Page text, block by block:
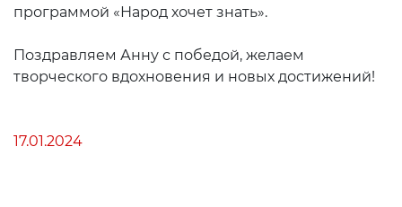
программой «Народ хочет знать».
Поздравляем Анну с победой, желаем
творческого вдохновения и новых достижений!
17.01.2024